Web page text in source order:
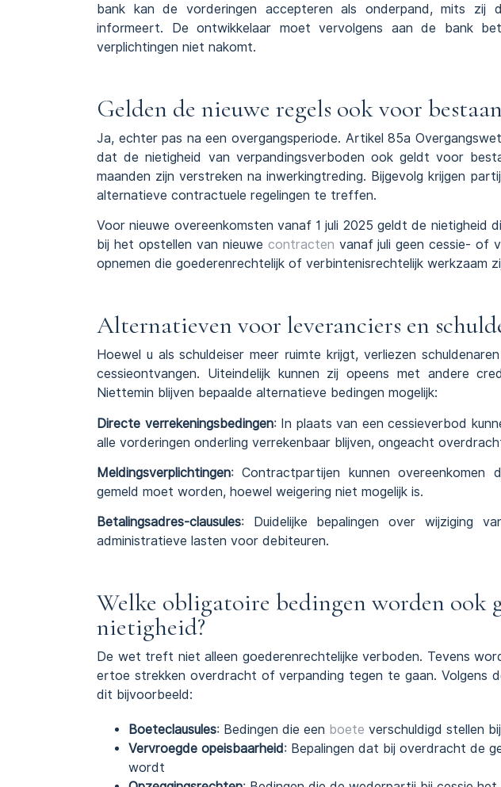
bank kan de vorderingen accepteren als onderpand, mits zij
informeert. De ontwikkelaar moet vervolgens aan de bank
verplichtingen niet nakomt.
Gelden de nieuwe regels ook voor
Ja, echter pas na een overgangsperiode. Artikel 85a
dat de nietigheid van verpandingsverboden ook geldt voor
maanden zijn verstreken na inwerkingtreding. Bijgevolg krijgen
alternatieve contractuele regelingen te treffen.
Voor nieuwe overeenkomsten vanaf 1 juli 2025 geldt de
bij het opstellen van nieuwe contracten vanaf juli geen cessie- of
opnemen die goederenrechtelijk of verbintenisrechtelijk werkzaam
Alternatieven voor leveranciers en
Hoewel u als schuldeiser meer ruimte krijgt, verliezen
cessieontvangen. Uiteindelijk kunnen zij opeens met andere
Niettemin blijven bepaalde alternatieve bedingen mogelijk:
Directe verrekeningsbedingen: In plaats van een cessieverbod
alle vorderingen onderling verrekenbaar blijven, ongeacht
Meldingsverplichtingen: Contractpartijen kunnen
gemeld moet worden, hoewel weigering niet mogelijk is.
Betalingsadres-clausules: Duidelijke bepalingen over wijziging
administratieve lasten voor debiteuren.
Welke obligatoire bedingen worden ook
nietigheid?
De wet treft niet alleen goederenrechtelijke verboden. Tevens
ertoe strekken overdracht of verpanding tegen te gaan. Volgens
dit bijvoorbeeld:
Boeteclausules: Bedingen die een boete verschuldigd stellen
Vervroegde opeisbaarheid : Bepalingen dat bij overdracht de
wordt